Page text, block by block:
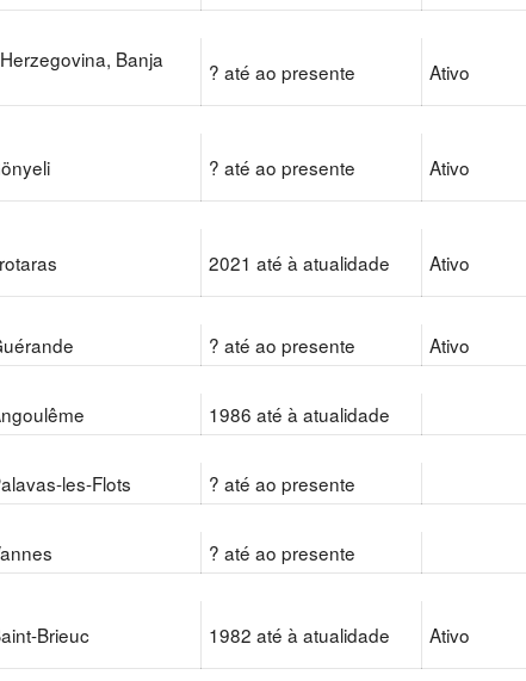
Banja
? até ao presente Ativo
? até ao presente Ativo
2021 até à atualidade Ativo
? até ao presente Ativo
1986 até à atualidade
les-Flots ? até ao presente
? até ao presente
Brieuc 1982 até à atualidade Ativo